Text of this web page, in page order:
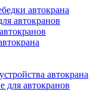
автокрана
автокранов
автокрана
для автокранов